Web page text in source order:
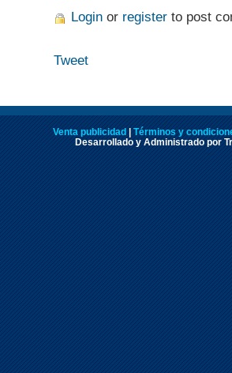
Login or register to post
Tweet
Venta publicidad | Términos y
Desarrollado y Administrado por